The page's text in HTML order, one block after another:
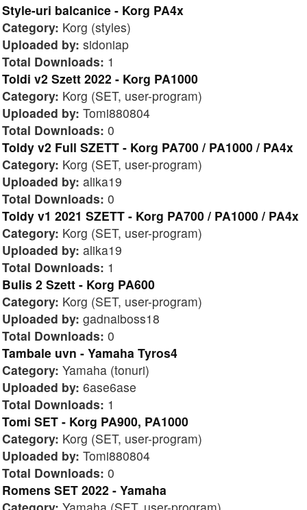
Style-uri balcanice - Korg PA4x
Category: Korg (styles)
Uploaded by: sidoniap
Total Downloads: 1
Toldi v2 Szett 2022 - Korg PA1000
Category: Korg (SET, user-program)
Uploaded by: Tomi880804
Total Downloads: 0
Toldy v2 Full SZETT - Korg PA700 / PA1000 / PA4x
Category: Korg (SET, user-program)
Uploaded by: alika19
Total Downloads: 0
Toldy v1 2021 SZETT - Korg PA700 / PA1000 / PA4x
Category: Korg (SET, user-program)
Uploaded by: alika19
Total Downloads: 1
Bulis 2 Szett - Korg PA600
Category: Korg (SET, user-program)
Uploaded by: gadnaiboss18
Total Downloads: 0
Tambale uvn - Yamaha Tyros4
Category: Yamaha (tonuri)
Uploaded by: 6ase6ase
Total Downloads: 1
Tomi SET - Korg PA900, PA1000
Category: Korg (SET, user-program)
Uploaded by: Tomi880804
Total Downloads: 0
Romens SET 2022 - Yamaha